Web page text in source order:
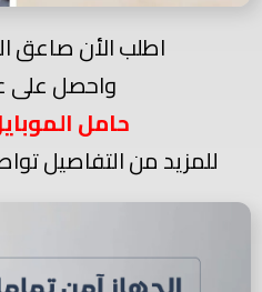
اطلب الأن صاعق
واحصل
للمزيد من التفاصيل